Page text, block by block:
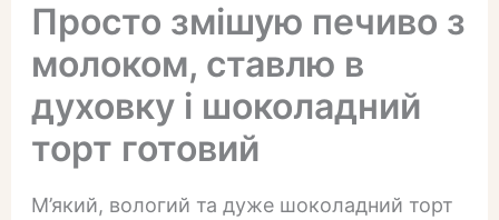
Просто змішую печиво з
молоком, ставлю в
духовку і шоколадний
торт готовий
М’який, вологий та дуже шоколадний торт